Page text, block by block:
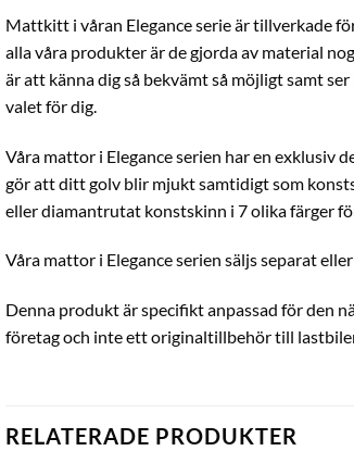
Mattkitt i våran Elegance serie är tillverkade
alla våra produkter är de gjorda av material
är att känna dig så bekvämt så möjligt samt
valet för dig.
Våra mattor i Elegance serien har en exklusiv
gör att ditt golv blir mjukt samtidigt som
eller diamantrutat konstskinn i 7 olika färger
Våra mattor i Elegance serien säljs separat
Denna produkt är specifikt anpassad för den
företag och inte ett originaltillbehör till
RELATERADE PRODUKTER